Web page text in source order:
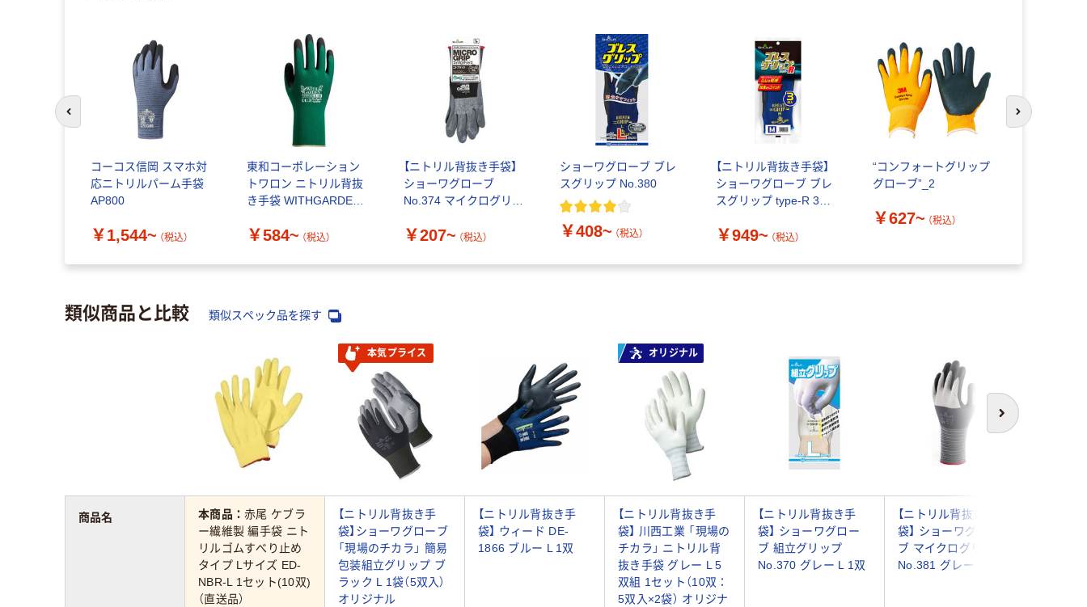
コーコス信岡 スマホ対
応ニトリルパーム手袋
AP800
￥1,544~ （税込）
東和コーポレーション
トワロン ニトリル背抜
き手袋 WITHGARDEN
￥584~ （税込）
【ニトリル背抜き手袋】
ショーワグローブ
No.374 マイクログリッ
￥207~ （税込）
ショーワグローブ ブレ
スグリップ No.380
￥408~ （税込）
【ニトリル背抜き手袋】
ショーワグローブ ブレ
スグリップ type-R 3双
￥949~ （税込）
“コンフォートグリップ
グローブ”_2
￥627~ （税込）
前のスライドへ 次のスライド
類似商品と比較 類似スペック品を探す
次へ
本気プライス オリジナル
本商品：赤尾 ケブラ
ー繊維製 編手袋 ニト
リルゴムすべり止め
タイプ Lサイズ ED-
NBR-L 1セット(10双)
（直送品）
【ニトリル背抜き手
袋】ショーワグローブ
「現場のチカラ」 簡易
包装組立グリップ ブ
ラック L 1袋（5双入）
オリジナル
【ニトリル背抜き手
袋】 ウィード DE-
1866 ブルー L 1双
【ニトリル背抜き手
袋】 川西工業 「現場の
チカラ」 ニトリル背
抜き手袋 グレー L 5
双組 1セット（10双：
5双入×2袋） オリジナ
【ニトリル背抜き手
袋】 ショーワグロー
ブ 組立グリップ
No.370 グレー L 1双
【ニトリル背抜き手
袋】 ショーワグロー
ブ マイクログリップ
No.381 グレー L 1双
商品名